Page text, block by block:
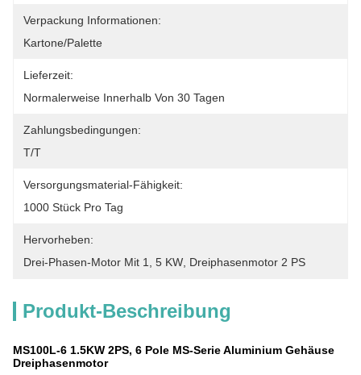
Verpackung Informationen:
Kartone/Palette
Lieferzeit:
Normalerweise Innerhalb Von 30 Tagen
Zahlungsbedingungen:
T/T
Versorgungsmaterial-Fähigkeit:
1000 Stück Pro Tag
Hervorheben:
Drei-Phasen-Motor Mit 1
5 KW Dreiphasenmotor 2 PS
Produkt-Beschreibung
MS100L-6 1.5KW 2PS, 6 Pole MS-Serie Aluminium Gehäuse
Dreiphasenmotor